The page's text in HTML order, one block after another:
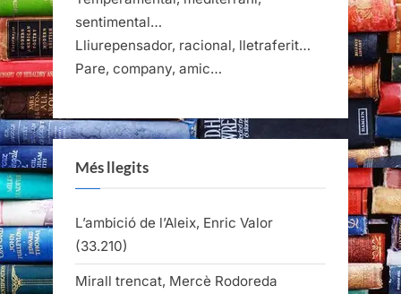
sentimental…
Lliurepensador, racional, lletraferit…
Pare, company, amic…
Més llegits
L’ambició de l’Aleix, Enric Valor
(33.210)
Mirall trencat, Mercè Rodoreda